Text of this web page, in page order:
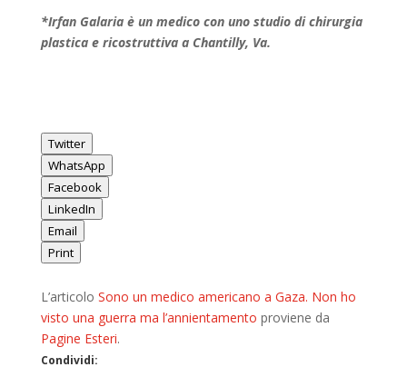
*Irfan Galaria è un medico con uno studio di chirurgia
plastica e ricostruttiva a Chantilly, Va.
Twitter
WhatsApp
Facebook
LinkedIn
Email
Print
L’articolo Sono un medico americano a Gaza. Non ho
visto una guerra ma l’annientamento proviene da
Pagine Esteri.
Condividi: